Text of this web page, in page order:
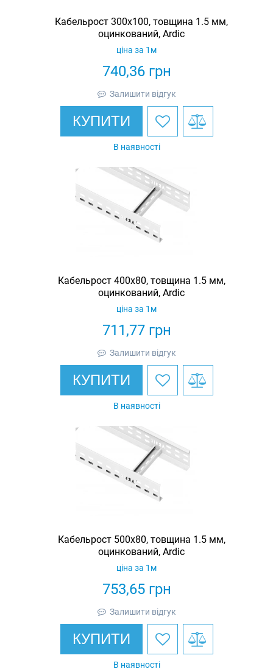
Кабельрост 300х100, товщина 1.5 мм,
оцинкований, Ardic
740,36грн
ціна за 1м
Залишити відгук
КУПИТИ
В наявності
Кабельрост 400х80, товщина 1.5 мм,
оцинкований, Ardic
711,77грн
ціна за 1м
Залишити відгук
КУПИТИ
В наявності
Кабельрост 500х80, товщина 1.5 мм,
оцинкований, Ardic
753,65грн
ціна за 1м
Залишити відгук
КУПИТИ
В наявності